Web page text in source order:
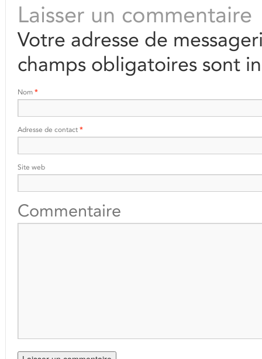
Laisser un commentaire
Votre adresse de
champs obligatoires sont
Nom *
Adresse de contact *
Site web
Commentaire